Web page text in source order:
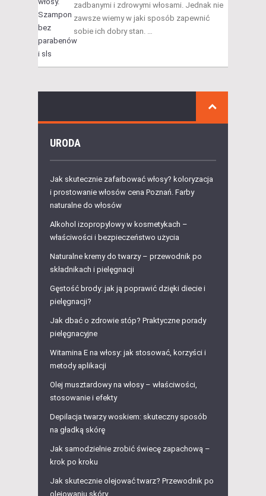
zadbanymi i zdrowymi włosami. Jednak nie
zawsze wiemy w jaki sposób zapewnić
sobie ich dobry stan. …
URODA
Jak skutecznie zafarbować włosy? koloryzacja
i prostowanie włosów cena Poznań. Farby
naturalne do włosów
Alkohol izopropylowy w kosmetykach –
właściwości i bezpieczeństwo użycia
Naturalne kremy do twarzy – przewodnik po
składnikach i pielęgnacji
Gęstość brody: jak ją poprawić dzięki diecie i
pielęgnacji?
Jak dbać o zdrowie stóp? Praktyczne porady
pielęgnacyjne
Witamina E na włosy: jak stosować, korzyści i
metody aplikacji
Olej musztardowy na włosy – właściwości,
stosowanie i efekty
Depilacja twarzy woskiem: skuteczny sposób
na gładką skórę
Jak samodzielnie zrobić świecę zapachową –
krok po kroku
Jak skutecznie olejować twarz? Przewodnik po
olejowaniu skóry